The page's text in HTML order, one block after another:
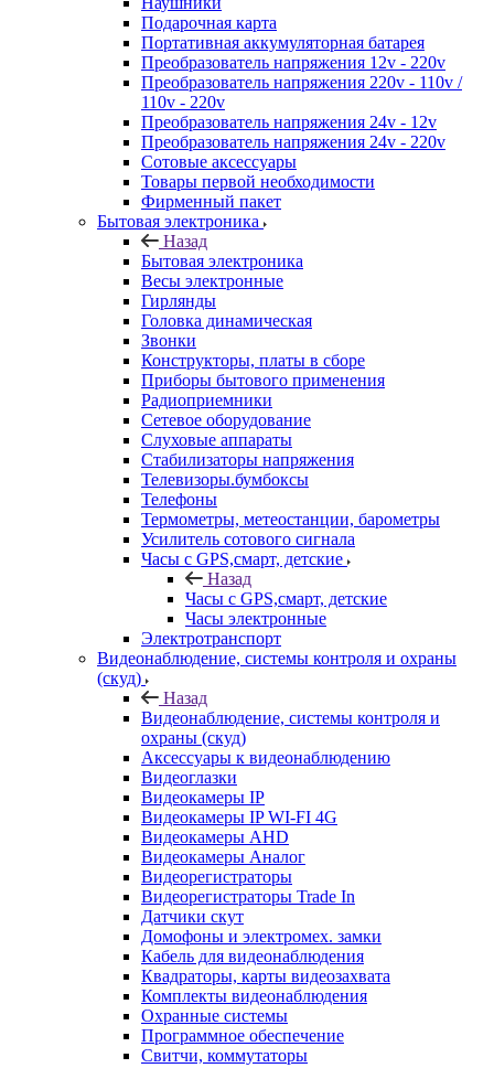
Подарочная карта
Портативная аккумуляторная батарея
Преобразователь напряжения 12v - 220v
Преобразователь напряжения 220v - 110v /
110v - 220v
Преобразователь напряжения 24v - 12v
Преобразователь напряжения 24v - 220v
Сотовые аксессуары
Товары первой необходимости
Фирменный пакет
Бытовая электроника
Назад
Бытовая электроника
Весы электронные
Гирлянды
Головка динамическая
Звонки
Конструкторы, платы в сборе
Приборы бытового применения
Радиоприемники
Сетевое оборудование
Слуховые аппараты
Стабилизаторы напряжения
Телевизоры.бумбоксы
Телефоны
Термометры, метеостанции, барометры
Усилитель сотового сигнала
Часы с GPS,смарт, детские
Назад
Часы с GPS,смарт, детские
Часы электронные
Электротранспорт
Видеонаблюдение, системы контроля и охраны
(скуд)
Назад
Видеонаблюдение, системы контроля и
охраны (скуд)
Аксессуары к видеонаблюдению
Видеоглазки
Видеокамеры IP
Видеокамеры IP WI-FI 4G
Видеокамеры AHD
Видеокамеры Аналог
Видеорегистраторы
Видеорегистраторы Trade In
Датчики скут
Домофоны и электромех. замки
Кабель для видеонаблюдения
Квадраторы, карты видеозахвата
Комплекты видеонаблюдения
Охранные системы
Программное обеспечение
Свитчи, коммутаторы